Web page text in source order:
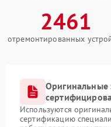
2461
отремонтированных
Оригинальные
Используются
сертификацию